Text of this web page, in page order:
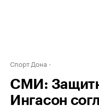
Спорт Дона
СМИ:
Ингасон